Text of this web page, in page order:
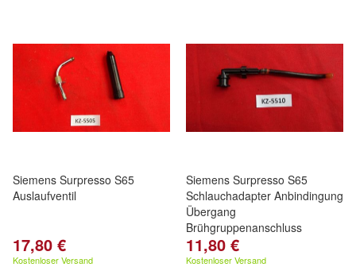
Siemens Surpresso S65
Auslaufventil
17,80 €
Kostenloser Versand
Siemens Surpresso S65
Schlauchadapter Anbindingung
Übergang
Brühgruppenanschluss
11,80 €
Kostenloser Versand